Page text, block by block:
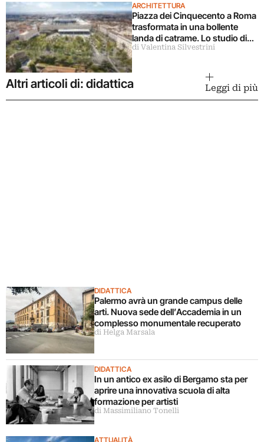
ARCHITETTURA
Piazza dei Cinquecento a Roma
trasformata in una bollente
landa di catrame. Lo studio di
architettura disconosce il
di Valentina Silvestrini
Altri articoli di: didattica Leggi di più
DIDATTICA
Palermo avrà un grande campus delle
arti. Nuova sede dell’Accademia in un
complesso monumentale recuperato
di Helga Marsala
DIDATTICA
In un antico ex asilo di Bergamo sta per
aprire una innovativa scuola di alta
formazione per artisti
di Massimiliano Tonelli
ATTUALITÀ